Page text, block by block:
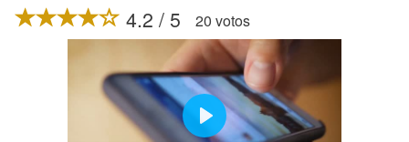
4.2 / 5 20 votos
Play